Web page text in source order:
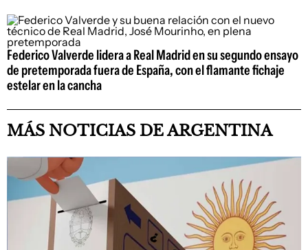
Federico Valverde lidera a Real Madrid en su segundo ensayo
de pretemporada fuera de España, con el flamante fichaje
estelar en la cancha
MÁS NOTICIAS DE ARGENTINA